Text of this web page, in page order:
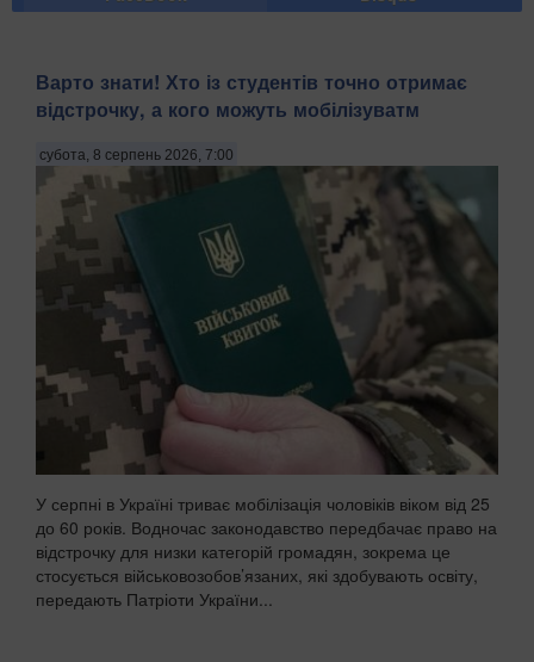
Варто знати! Хто із студентів точно отримає
відстрочку, а кого можуть мобілізуватм
субота, 8 серпень 2026, 7:00
У серпні в Україні триває мобілізація чоловіків віком від 25
до 60 років. Водночас законодавство передбачає право на
відстрочку для низки категорій громадян, зокрема це
стосується військовозобов’язаних, які здобувають освіту,
передають Патріоти України...